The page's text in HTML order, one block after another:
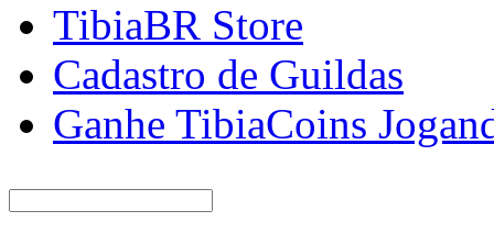
TibiaBR Store
Cadastro de Guildas
Ganhe TibiaCoins